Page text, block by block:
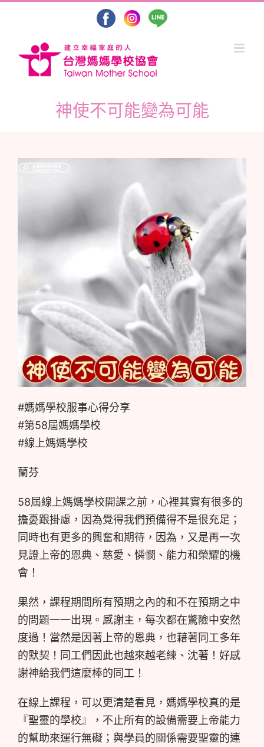
content
神使不可能變為可能
#媽媽學校服事心得分享
#第58屆媽媽學校
#線上媽媽學校
蘭芬
58屆線上媽媽學校開課之前，心裡其實有很多的
擔憂跟掛慮，因為覺得我們預備得不是很充足；
同時也有更多的興奮和期待，因為，又是再一次
見證上帝的恩典、慈愛、憐憫、能力和榮耀的機
會！
果然，課程期間所有預期之內的和不在預期之中
的問題一一出現。感謝主，每次都在驚險中安然
度過！當然是因著上帝的恩典，也藉著同工多年
的默契！同工們因此也越來越老練、沈著！好感
謝神給我們這麼棒的同工！
在線上課程，可以更清楚看見，媽媽學校真的是
『聖靈的學校』，不止所有的設備需要上帝能力
的幫助來運行無礙；與學員的關係需要聖靈的連